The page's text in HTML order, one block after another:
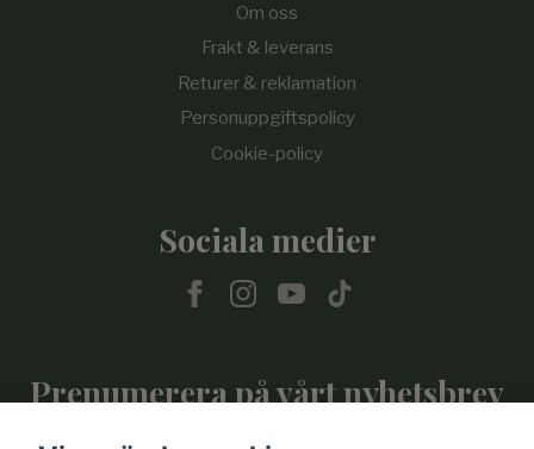
Om oss
Frakt & leverans
Returer & reklamation
Personuppgiftspolicy
Cookie-policy
Sociala medier
Prenumerera på vårt nyhetsbrev